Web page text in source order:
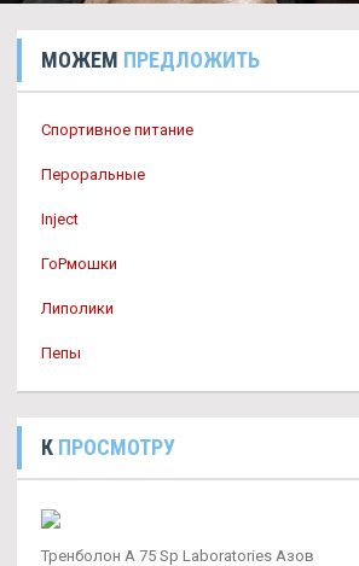
МОЖЕМ ПРЕДЛОЖИТЬ
Спортивное питание
Пероральные
Inject
ГоРмошки
Липолики
Пепы
К ПРОСМОТРУ
Тренболон A 75 Sp Laboratories Азов